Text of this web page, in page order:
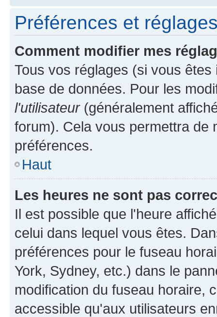
Préférences et
Comment modifier mes
Tous vos réglages (si vous
base de données. Pour les
l'utilisateur(généralement
forum). Cela vous permettra de
préférences.
Haut
Les heures ne sont pas
Il est possible que l'heure
celui dans lequel vous êtes.
préférences pour le fuseau
York, Sydney, etc.) dans le
modification du fuseau horaire,
accessible qu'aux utilisateurs